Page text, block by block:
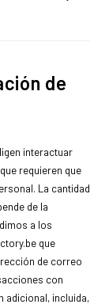
de
interactuar
requieren que
La cantidad
de la
a los
que
de correo
con
adicional, incluida,